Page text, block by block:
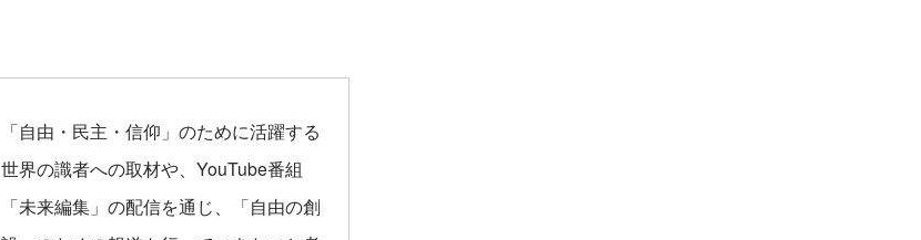
「自由・民主・信仰」のために活躍する
世界の識者への取材や、YouTube番組
「未来編集」の配信を通じ、「自由の創